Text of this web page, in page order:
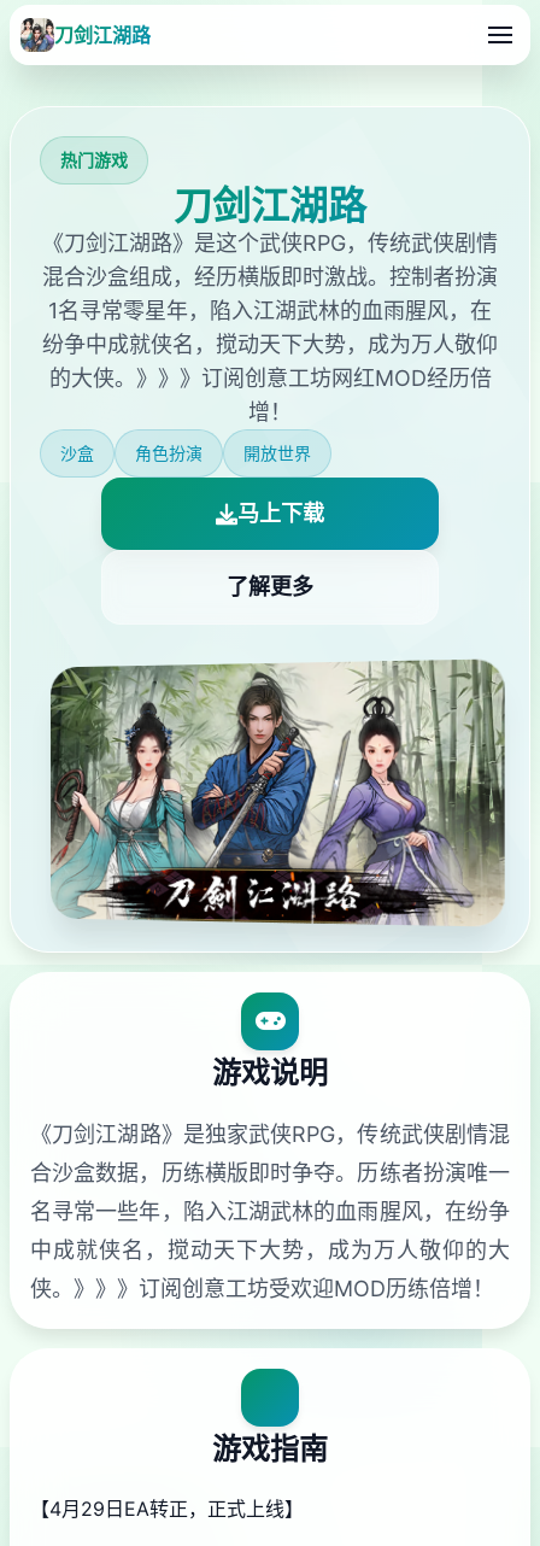
刀剑江湖路
热门游戏
刀剑江湖路
《刀剑江湖路》是这个武侠RPG，传统武侠剧情
混合沙盒组成，经历横版即时激战。控制者扮演
1名寻常零星年，陷入江湖武林的血雨腥风，在
纷争中成就侠名，搅动天下大势，成为万人敬仰
的大侠。》》》订阅创意工坊网红MOD经历倍
增！
沙盒 角色扮演 開放世界
马上下载
了解更多
游戏说明
《刀剑江湖路》是独家武侠RPG，传统武侠剧情混
合沙盒数据，历练横版即时争夺。历练者扮演唯一
名寻常一些年，陷入江湖武林的血雨腥风，在纷争
中成就侠名，搅动天下大势，成为万人敬仰的大
侠。》》》订阅创意工坊受欢迎MOD历练倍增！
游戏指南
【4月29日EA转正，正式上线】